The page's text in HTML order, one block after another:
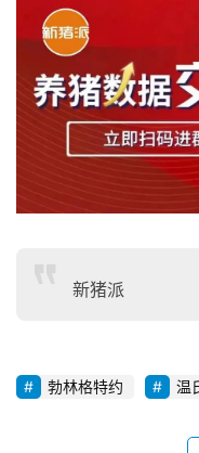
新猪派
勃林格特约 温